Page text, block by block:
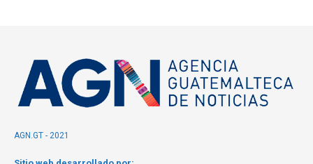
AGN.GT - 2021